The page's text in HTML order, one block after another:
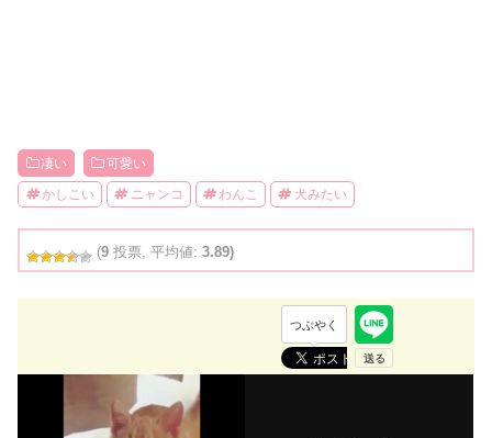
凄い 可愛い
かしこい ニャンコ わんこ 犬みたい
(9 投票, 平均値:3.89)
つぶやく